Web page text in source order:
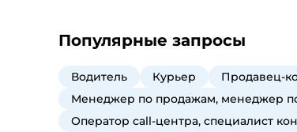
Популярные запросы
Водитель Курьер Продавец-
Менеджер по продажам, менеджер
Оператор call-центра, специалист